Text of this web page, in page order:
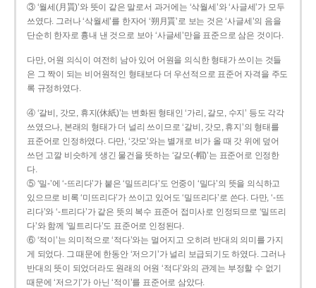
③ ‘월세(月貰)’와 뜻이 같은 말로서 과거에는 ‘삭월세’와 ‘사글세’가 모두
쓰였다. 그러나 ‘삭월세’를 한자어 ‘朔月貰’로 보는 것은 ‘사글세’의 음을
단순히 한자로 흉내 낸 것으로 보아 ‘사글세’만을 표준으로 삼은 것이다.
다만, 어원 의식이 여전히 남아 있어 어원을 의식한 형태가 쓰이는 것들
은 그 짝이 되는 비어원적인 형태보다 더 우선적으로 표준어 자격을 주도
록 규정하였다.
④ ‘갈비, 갓모, 휴지(休紙)’는 변화된 형태인 ‘가리, 갈모, 수지’ 등도 각각
쓰였으나, 본래의 형태가 더 널리 쓰이므로 ‘갈비, 갓모, 휴지’의 형태를
표준어로 인정하였다. 다만, ‘갓모’와는 별개로 비가 올 때 갓 위에 덮어
쓰던 고깔 비슷하게 생긴 물건을 뜻하는 ‘갈모(-帽)’는 표준어로 인정한
다.
⑤ ‘밀-’에 ‘-뜨리다’가 붙은 ‘밀뜨리다’도 언중이 ‘밀다’의 뜻을 의식하고
있으므로 비록 ‘미뜨리다’가 쓰이고 있어도 ‘밀뜨리다’로 쓴다. 다만, ‘-뜨
리다’와 ‘-트리다’가 같은 뜻의 복수 표준어 접미사로 인정되므로 ‘밀뜨리
다’와 함께 ‘밀트리다’도 표준어로 인정된다.
⑥ ‘적이’는 의미적으로 ‘적다’와는 멀어지고 오히려 반대의 의미를 가지
게 되었다. 그 때문에 한동안 ‘저으기’가 널리 보급되기도 하였다. 그러나
반대의 뜻이 되었더라도 원래의 어원 ‘적다’와의 관계는 부정할 수 없기
때문에 ‘저으기’가 아닌 ‘적이’를 표준어로 삼았다.